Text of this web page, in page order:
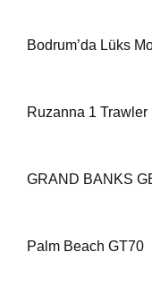
Bodrum’da Lüks
Ruzanna 1 Trawler
GRAND BANKS
Palm Beach GT70